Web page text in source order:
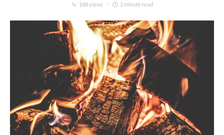
188 views 1 minute read